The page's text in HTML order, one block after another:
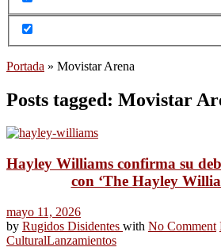
Portada » Movistar Arena
Posts tagged: Movistar
Hayley Williams confirma su
con ‘The Hayley
mayo 11, 2026
by Rugidos Disidentes with No Comment
CulturalLanzamientos